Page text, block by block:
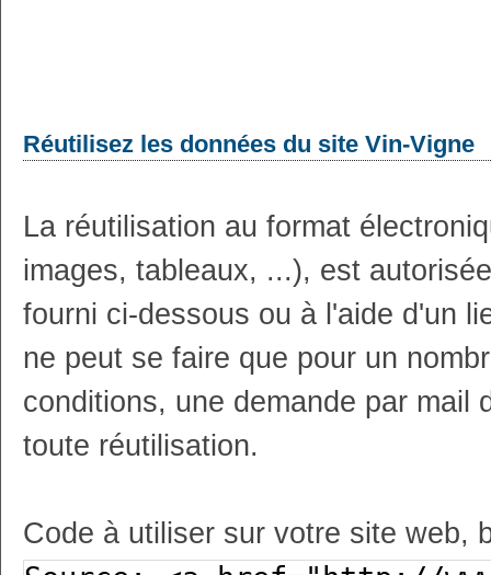
Réutilisez les données du site Vin-Vigne
La réutilisation au format
images, tableaux, ...), est
fourni ci-dessous ou à l'aide d'un
ne peut se faire que pour un
conditions, une demande par mail
toute réutilisation.
Code à utiliser sur votre site web,